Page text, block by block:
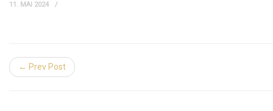
11. MAI 2024
← Prev Post